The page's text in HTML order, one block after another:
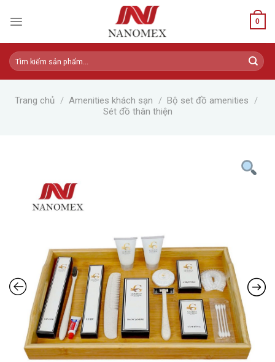
0
Tìm
kiếm:
Trang chủ / Amenities khách sạn / Bộ set đồ amenities /
Sét đồ thân thiện